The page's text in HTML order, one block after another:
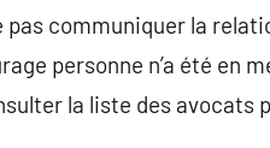
communiquer la
personne n’a été en
la liste des avocats